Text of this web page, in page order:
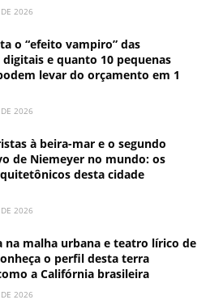
2026
o “efeito vampiro” das
e quanto 10 pequenas
levar do orçamento em 1
2026
à beira-mar e o segundo
de Niemeyer no mundo: os
desta cidade
2026
na malha urbana e teatro lírico de
o perfil desta terra
a Califórnia brasileira
2026